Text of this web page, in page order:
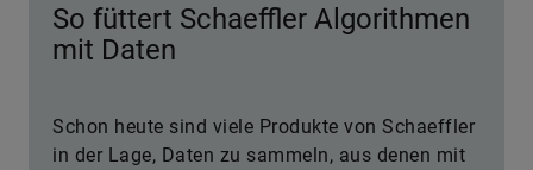
So füttert Schaeffler Algorithmen
mit Daten
Schon heute sind viele Produkte von Schaeffler
in der Lage, Daten zu sammeln, aus denen mit